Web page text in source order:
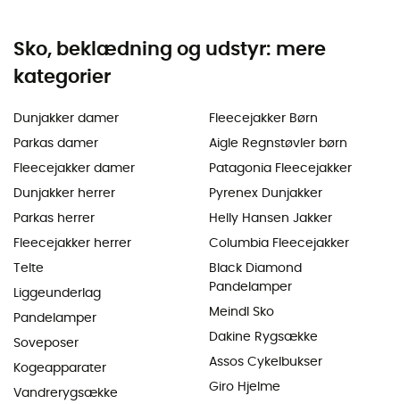
Sko, beklædning og udstyr: mere
kategorier
Dunjakker damer
Parkas damer
Fleecejakker damer
Dunjakker herrer
Parkas herrer
Fleecejakker herrer
Telte
Liggeunderlag
Pandelamper
Soveposer
Kogeapparater
Vandrerygsække
Fleecejakker Børn
Aigle Regnstøvler børn
Patagonia Fleecejakker
Pyrenex Dunjakker
Helly Hansen Jakker
Columbia Fleecejakker
Black Diamond
Pandelamper
Meindl Sko
Dakine Rygsække
Assos Cykelbukser
Giro Hjelme